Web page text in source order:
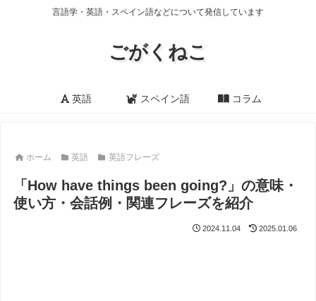
言語学・英語・スペイン語などについて発信しています
ごがくねこ
英語 スペイン語 コラム
ホーム 英語 英語フレーズ
「How have things been going?」の意味・
使い方・会話例・関連フレーズを紹介
2024.11.04 2025.01.06